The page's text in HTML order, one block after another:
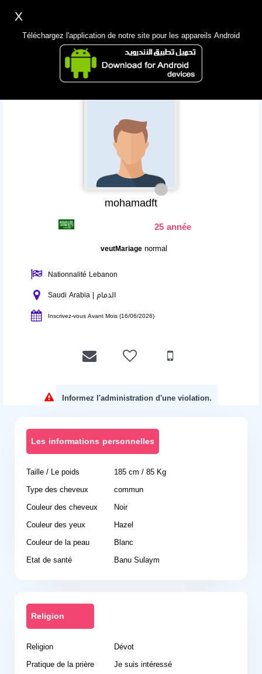
App Mobile
mohamadft
25 année
veutMariagenormal
Nationnalité Lebanon
Saudi Arabia | الدمام
Inscrivez-vous Avant Mois (16/06/2026)
Informez l'administration d'une violation.
Les informations personnelles
Taille / Le poids
185 cm / 85 Kg
Type des cheveux
commun
Couleur des cheveux
Noir
Couleur des yeux
Hazel
Couleur de la peau
Blanc
Etat de santé
Banu Sulaym
Religion
Religion
Dévot
Pratique de la prière
Je suis intéressé
X
Téléchargez l'application de notre site pour les appareils Android